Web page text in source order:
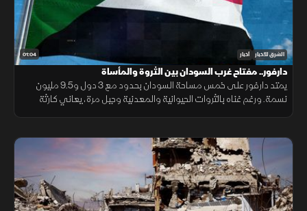
01:04 الشرق للأخبار أخبار
دارفور.. مفتاح غرب السودان بين الثروة والمأساة
يمتد دارفور على خمس مساحة السودان بحدود مع 3 دول و9.5 مليون
نسمة. ورغم غناه بالثروات الحيوانية والمعدنية وجبل مرة، يعاني كارثة